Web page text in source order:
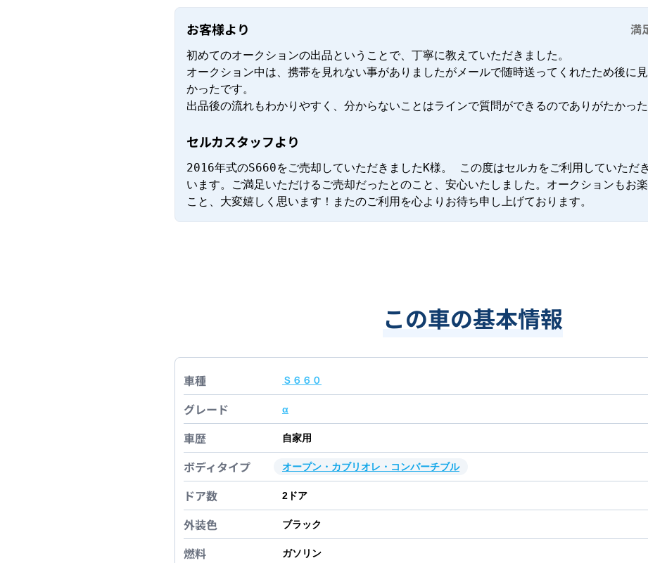
お客様より 満
初めてのオークションの出品ということで、丁寧に教えていただきました。
オークション中は、携帯を見れない事がありましたがメールで随時送ってくれたため後に
かったです。
出品後の流れもわかりやすく、分からないことはラインで質問ができるのでありがたかった
セルカスタッフより
2016年式のS660をご売却していただきましたK様。 この度はセルカをご利用していただ
います。ご満足いただけるご売却だったとのこと、安心いたしました。オークションもお
こと、大変嬉しく思います！またのご利用を心よりお待ち申し上げております。
この車の基本情報
車種 Ｓ６６０
グレード α
車歴 自家用
ボディタイプ オープン・カブリオレ・コンバーチブル
ドア数 2 ドア
外装色 ブラック
燃料 ガソリン